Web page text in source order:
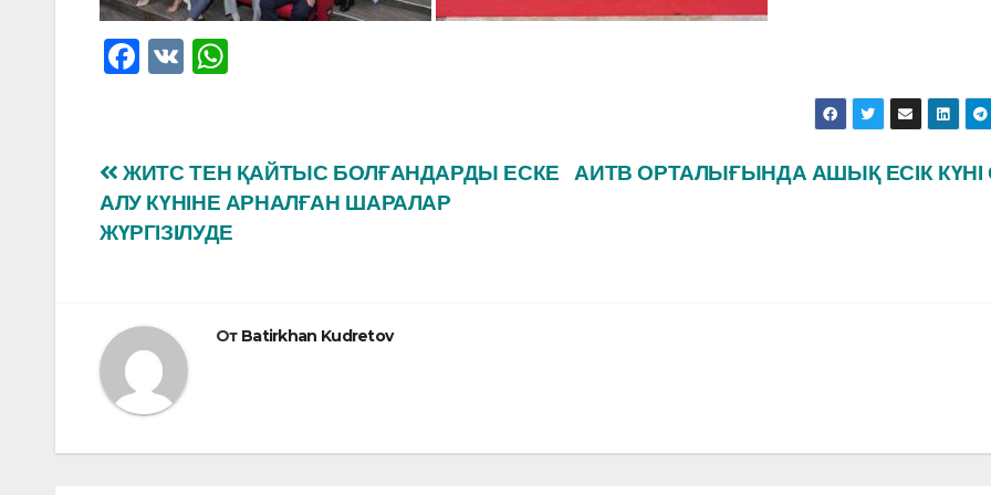
F
e
b
o
V
s
A
p
Навигация
по
АИТВ ОРТАЛЫҒЫНДА АШЫҚ ЕСІК КҮНІ
ЖИТС ТЕН ҚАЙТЫС БОЛҒАНДАРДЫ ЕСКЕ
АЛУ КҮНІНЕ АРНАЛҒАН ШАРАЛАР
ЖҮРГІЗІЛУДЕ
От Batirkhan Kudretov